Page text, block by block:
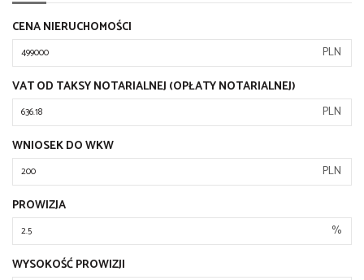
CENA NIERUCHOMOŚCI
PLN
VAT OD TAKSY NOTARIALNEJ (OPŁATY NOTARIALNEJ)
PLN
WNIOSEK DO WKW
PLN
PROWIZJA
%
WYSOKOŚĆ PROWIZJI